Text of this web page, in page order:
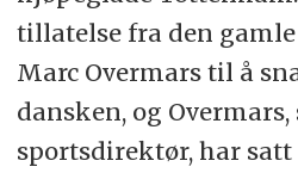
tillatelse fra den
Marc Overmars til å
dansken, og
sportsdirektør, har satt